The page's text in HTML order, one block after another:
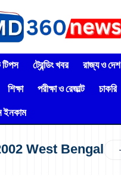
ট্রেন্ডিং খবর
রাজ্য ও দেশ
শিক্ষা পরীক্ষা ও রেজাল্ট চাকরি
ইনকাম
West Bengal